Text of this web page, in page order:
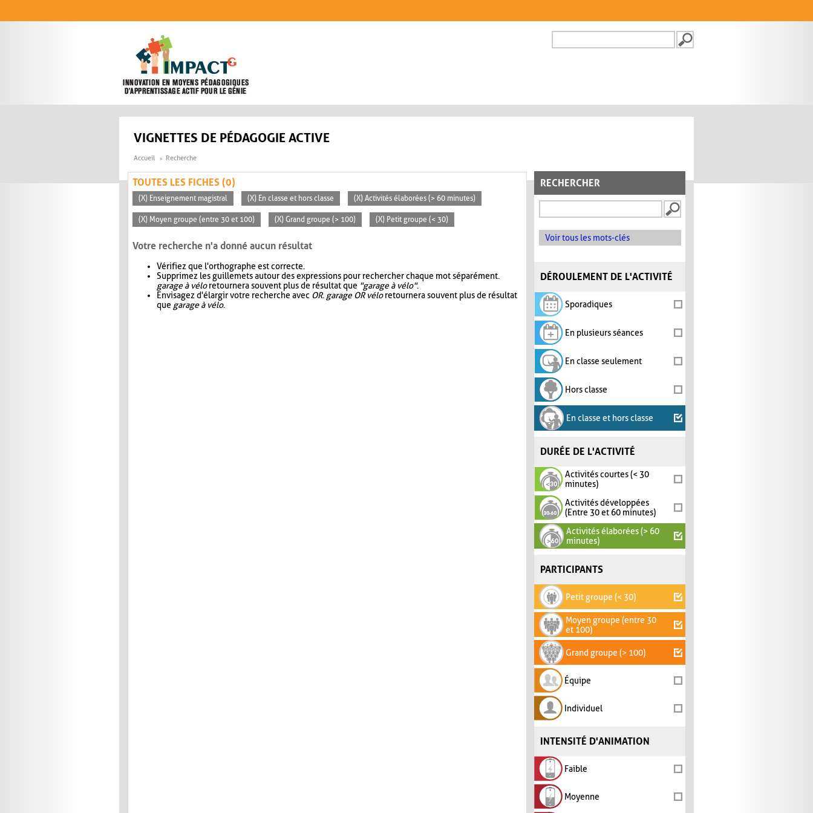
FORMULAIRE DE
VIGNETTES DE PÉDAGOGIE ACTIVE
Accueil Recherche
RECHERCHER
Voir tous les mots-clés
DÉROULEMENT DE L'ACTIVITÉ
Sporadiques
En plusieurs séances
En classe seulement
Hors classe
En classe et hors classe
DURÉE DE L'ACTIVITÉ
Activités courtes (< 30
minutes)
Activités développées
(Entre 30 et 60 minutes)
Activités élaborées (> 60
minutes)
PARTICIPANTS
Petit groupe (< 30)
Moyen groupe (entre 30
et 100)
Grand groupe (> 100)
Équipe
Individuel
INTENSITÉ D'ANIMATION
Faible
Moyenne
TOUTES LES FICHES (0)
(X) Enseignement magistral (X) En classe et hors classe (X) Activités élaborées (> 60 minutes)
(X) Moyen groupe (entre 30 et 100) (X) Grand groupe (> 100) (X) Petit groupe (< 30)
Votre recherche n'a donné aucun résultat
Vérifiez que l'orthographe est correcte.
Supprimez les guillemets autour des expressions pour rechercher chaque mot séparément.
garage à véloretournera souvent plus de résultat que "garage à vélo".
Envisagez d'élargir votre recherche avec OR. garage OR véloretournera souvent plus de résultat
que garage à vélo.